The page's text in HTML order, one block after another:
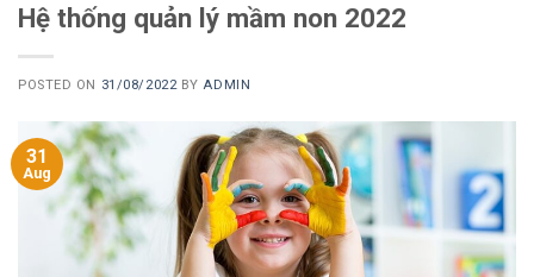
Hệ thống quản lý mầm non 2022
POSTED ON 31/08/2022 BY ADMIN
31
Aug